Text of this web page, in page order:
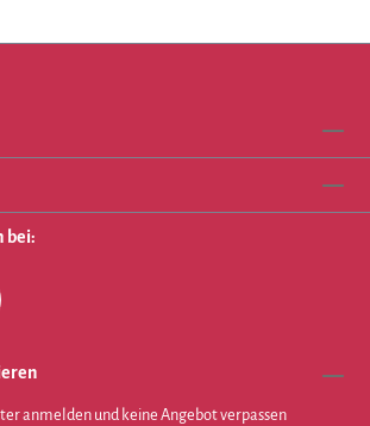
bei:
anmelden und keine Angebot verpassen